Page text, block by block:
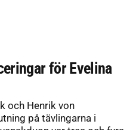
för Evelina
och Henrik von
på tävlingarna i